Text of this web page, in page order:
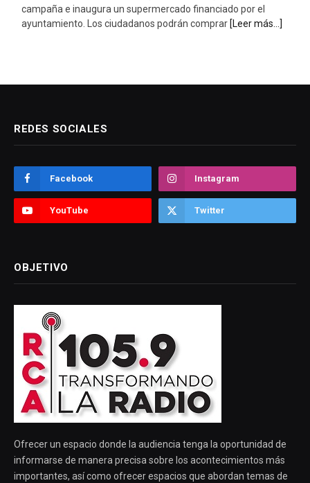
REDES SOCIALES
Facebook Instagram
YouTube Twitter
OBJETIVO
Ofrecer un espacio donde la audiencia tenga la oportunidad de
informarse de manera precisa sobre los acontecimientos más
importantes, así como ofrecer espacios que abordan temas de